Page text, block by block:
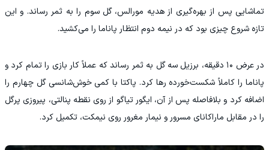
تماشایی پس از بهره‌گیری از هدیه مورالس، گل سوم را به ثمر رساند. و این
تازه شروع چیزی بود که در نیمه دوم انتظار پاناما را می‌کشید.
در عرض ۱۰ دقیقه، برزیل سه گل به ثمر رساند که عملاً کار بازی را تمام کرد و
پاناما را کاملاً شکست‌خورده رها کرد. پاکتا با کمی خوش‌شانسی گل چهارم را
اضافه کرد و بلافاصله پس از آن، ایگور تیاگو از روی نقطه پنالتی، پیروزی پرگل
را در مقابل ماراکانای مسرور و نیمار مغرور روی نیمکت، تکمیل کرد.